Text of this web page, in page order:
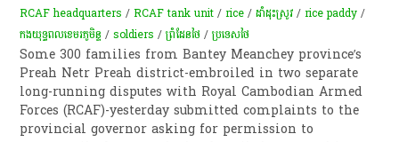
RCAF headquarters /RCAF tank unit /rice /ដាំដុះស្រូវ /rice paddy /
កងយុទ្ធពលខេមរភូមិន្ទ /soldiers /ព្រំដែនថៃ /ប្រទេសថៃ
Some 300 families from Bantey Meanchey province’s
Preah Netr Preah district-embroiled in two separate
long-running disputes with Royal Cambodian Armed
Forces (RCAF)-yesterday submitted complaints to the
provincial governor asking for permission to